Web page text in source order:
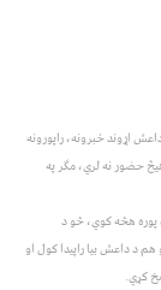
اړوند خبرونه، راپورونه
حضور نه لري، مګر په
پوره هڅه کوي، څو د
د داعش بيا راپيدا کول او
کړي.